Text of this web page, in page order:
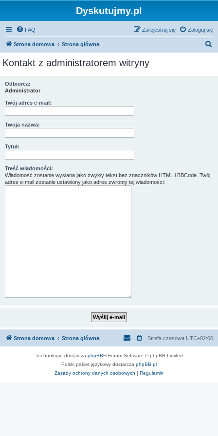
Dyskutujmy.pl
FAQ Zaloguj się
Zarejestruj się
Strona domowa Strona główna
Kontakt z administratorem witryny
Odbiorca:
Administrator
Twój adres e-mail:
Twoja nazwa:
Tytuł:
Treść wiadomości:
Wiadomość zostanie wysłana jako zwykły tekst bez znaczników HTML i BBCode. Twój
adres e-mail zostanie ustawiony jako adres zwrotny tej wiadomości.
Strona domowa Strona główna Strefa czasowa UTC+02:00
Technologię dostarcza phpBB® Forum Software © phpBB Limited
Polski pakiet językowy dostarcza phpBB.pl
Zasady ochrony danych osobowych | Regulamin